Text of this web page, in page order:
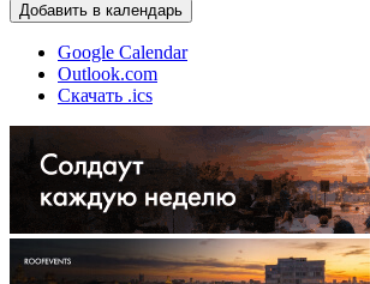
Добавить в календарь
Google Calendar
Outlook.com
Скачать .ics